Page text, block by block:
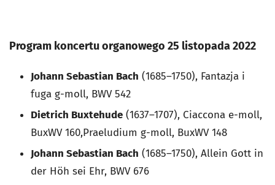
Program koncertu organowego 25 listopada 2022
Johann Sebastian Bach (1685–1750), Fantazja i
fuga g-moll, BWV 542
Dietrich Buxtehude (1637–1707), Ciaccona e-moll,
BuxWV 160,Praeludium g-moll, BuxWV 148
Johann Sebastian Bach (1685–1750), Allein Gott in
der Höh sei Ehr, BWV 676